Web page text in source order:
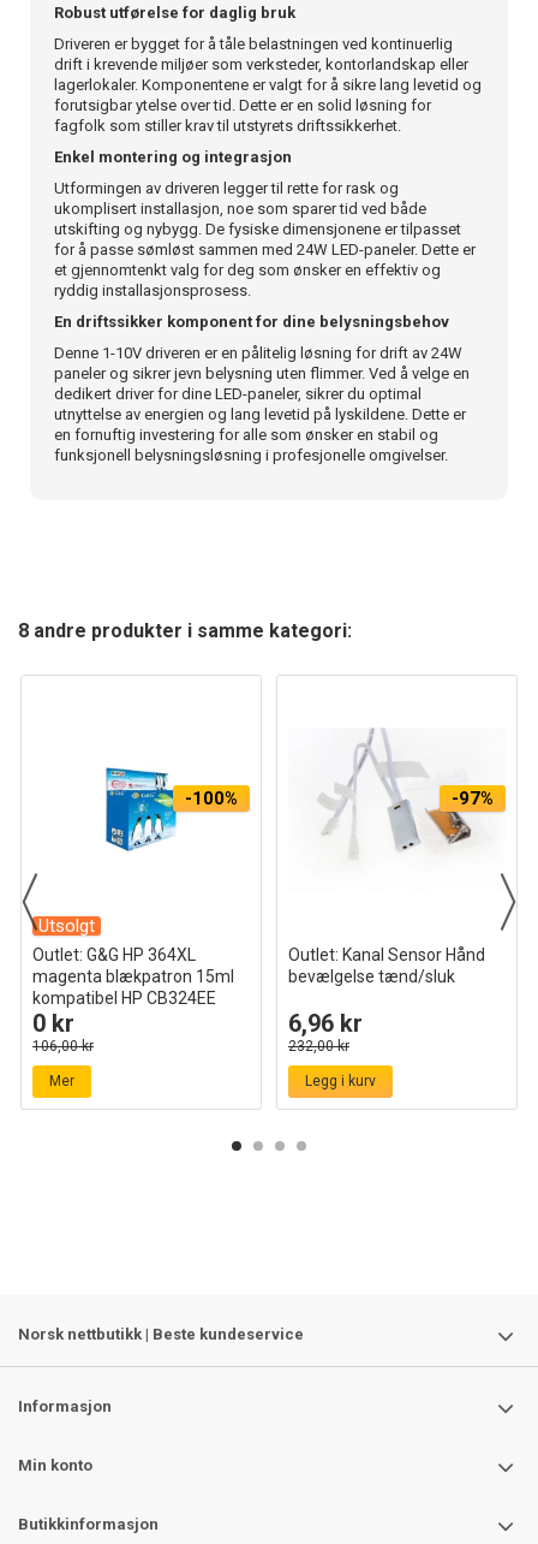
Robust utførelse for daglig bruk
Driveren er bygget for å tåle belastningen ved kontinuerlig
drift i krevende miljøer som verksteder, kontorlandskap eller
lagerlokaler. Komponentene er valgt for å sikre lang levetid og
forutsigbar ytelse over tid. Dette er en solid løsning for
fagfolk som stiller krav til utstyrets driftssikkerhet.
Enkel montering og integrasjon
Utformingen av driveren legger til rette for rask og
ukomplisert installasjon, noe som sparer tid ved både
utskifting og nybygg. De fysiske dimensjonene er tilpasset
for å passe sømløst sammen med 24W LED-paneler. Dette er
et gjennomtenkt valg for deg som ønsker en effektiv og
ryddig installasjonsprosess.
En driftssikker komponent for dine belysningsbehov
Denne 1-10V driveren er en pålitelig løsning for drift av 24W
paneler og sikrer jevn belysning uten flimmer. Ved å velge en
dedikert driver for dine LED-paneler, sikrer du optimal
utnyttelse av energien og lang levetid på lyskildene. Dette er
en fornuftig investering for alle som ønsker en stabil og
funksjonell belysningsløsning i profesjonelle omgivelser.
8 andre produkter i samme kategori:
-100%
Utsolgt
Outlet: G&G HP 364XL
magenta blækpatron 15ml
kompatibel HP CB324EE
0 kr
106,00 kr
Mer
-97%
Outlet: Kanal Sensor Hånd
bevælgelse tænd/sluk
6,96 kr
232,00 kr
Legg i kurv
Norsk nettbutikk | Beste kundeservice
Informasjon
Min konto
Butikkinformasjon